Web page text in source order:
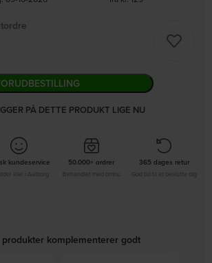
PÅ DETTE PRODUKT LIGE NU
kundeservice
klar i Aalborg
50.000+ ordrer
Behandlet med omhu
365 dages retur
God tid til at beslutte dig
produkter komplementerer godt